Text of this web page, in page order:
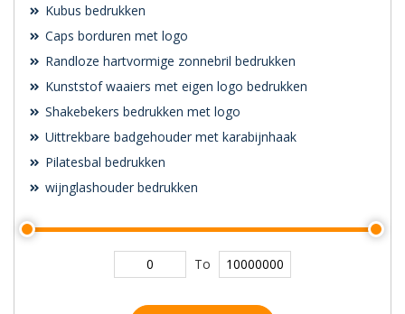
Kubus bedrukken
Caps borduren met logo
Randloze hartvormige zonnebril bedrukken
Kunststof waaiers met eigen logo bedrukken
Shakebekers bedrukken met logo
Uittrekbare badgehouder met karabijnhaak
Pilatesbal bedrukken
wijnglashouder bedrukken
To